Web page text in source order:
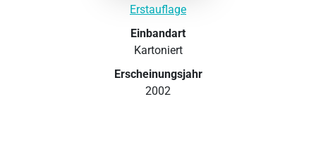
Erstauflage
Einbandart
Kartoniert
Erscheinungsjahr
2002